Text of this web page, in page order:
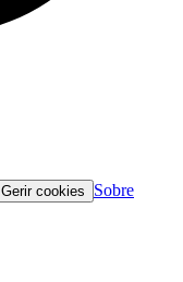
Gerir cookies Sobre